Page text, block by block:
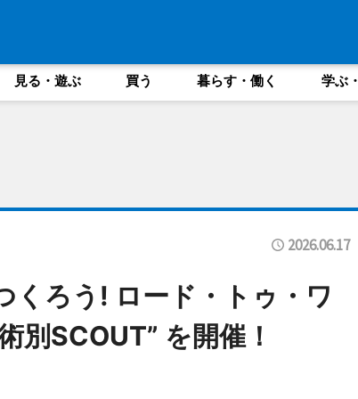
見る・遊ぶ 買う 暮らす・働く 学ぶ
2026.06.17
くろう! ロード・トゥ・ワ
別SCOUT” を開催！